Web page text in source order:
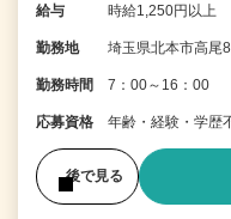
給与 時給1,250円以上
勤務地 埼玉県北本市高尾
勤務時間 7：00～16：00
応募資格 年齢・経験・学歴
後で見る